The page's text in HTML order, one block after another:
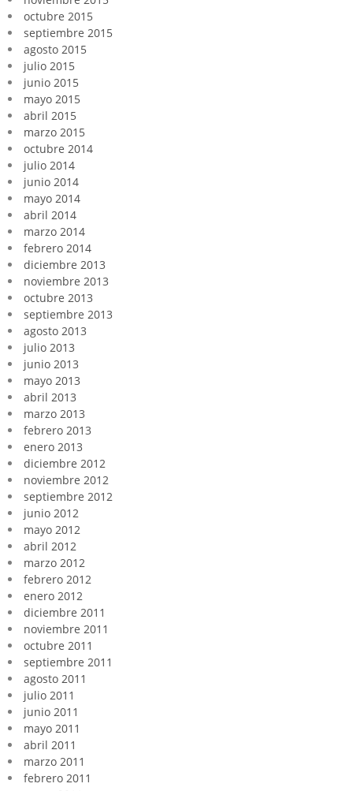
octubre 2015
septiembre 2015
agosto 2015
julio 2015
junio 2015
mayo 2015
abril 2015
marzo 2015
octubre 2014
julio 2014
junio 2014
mayo 2014
abril 2014
marzo 2014
febrero 2014
diciembre 2013
noviembre 2013
octubre 2013
septiembre 2013
agosto 2013
julio 2013
junio 2013
mayo 2013
abril 2013
marzo 2013
febrero 2013
enero 2013
diciembre 2012
noviembre 2012
septiembre 2012
junio 2012
mayo 2012
abril 2012
marzo 2012
febrero 2012
enero 2012
diciembre 2011
noviembre 2011
octubre 2011
septiembre 2011
agosto 2011
julio 2011
junio 2011
mayo 2011
abril 2011
marzo 2011
febrero 2011